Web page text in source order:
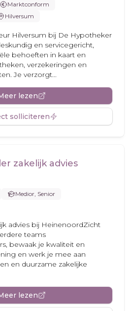
Marktconform
Hilversum
Hilversum bij De Hypotheker
en servicegericht,
behoeften in kaart en
verzekeringen en
Je verzorgt...
lezen
solliciteren
zakelijk advies
Medior, Senior
advies bij HeinenoordZicht
teams
bewaak je kwaliteit en
en werk je mee aan
en duurzame zakelijke
lezen